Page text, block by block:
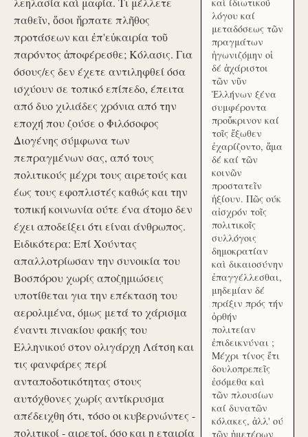
παθεῖν, ὅσοι ἥρπατε πλῆθος
προτάσεων και ἐπ'εὐκαιρία τοῦ
παρόντος ἀποφέρεσθε; Κόλασις. Για
όσους/ες δεν έχετε αντιληφθεί όσα
ισχύουν σε τοπικό επίπεδο, έπειτα
από δυο χιλιάδες χρόνια από την
εποχή που ζούσε ο Φιλόσοφος
Διογένης σύμφωνα των
πεπραγμένων σας, από τους
πολιτικούς μέχρι τους αιρετούς και
έως τους εφοπλιστές καθώς και την
τοπική κοινωνία ούτε ένα άτομο δεν
έχει αποδείξει ότι είναι άνθρωπος.
Ειδικότερα: Επί Χούντας
απαλλοτρίωσαν την συνοικία του
Βοσπόρου χωρίς αποζημιώσεις
υποτίθεται για την επέκταση του
αερολιμένα, όμως μετά το χάρισμα
έναντι πινακίου φακής του
Ελληνικού στον ολιγάρχη Λάτση και
τις φανφάρες περί
ανταποδοτικότητας στους
αυτόχθονες χωρίς αντίκρυσμα
απέδειχθη ότι, τόσο οι κυβερνώντες -
πολιτικοί - αιρετοί, όσο και η εταιρία
λόγου καί
μεταδόσεως τῶν
πραγμάτων
ἠγωνιζόμην οἱ
δέ ἀχάριστοι
τῶν νῦν
Ἑλλήνων ξένα
συμφέροντα
προὔκρινον καί
τοῖς ἔξωθεν
ἐχαρίζοντο, ἅμα
δέ καί τῶν
κοινῶν
προστατεῖν
ἠξίουν. Πῶς ούκ
αἰσχρόν τοῖς
πολιτικοῖς
συλλόγοις
δημοκρατίαν
καὶ δικαιοσύνην
ἐπαγγέλλεσθαι,
μηδεμίαν δέ
πράξιν πρός τήν
ὀρθήν
πολιτείαν
ἐπιδεικνύναι ;
Μέχρι τίνος ἔτι
δουλοπρεπεῖς
ἐσόμεθα καὶ
τῶν πλουσίων
καί δυνατῶν
κόλακες, ἀλλ' ού
τῶν ἡμετέρων